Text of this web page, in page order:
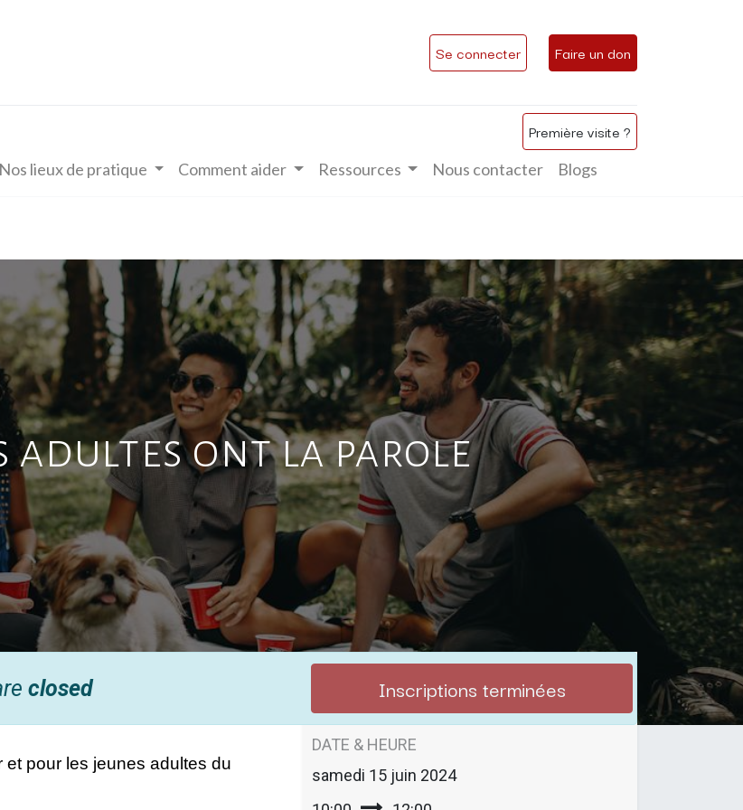
Se connecter Faire un don
Première visite ?
Nos lieux de pratique Comment aider Ressources Nous contacter Blogs
adultes ont la parole
closed Inscriptions terminées
et pour les jeunes adultes du
DATE & HEURE
samedi 15 juin 2024